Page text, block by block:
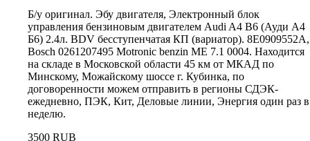
Б/у оригинал. Эбу двигателя, Электронный блок
управления бензиновым двигателем Audi A4 B6 (Ауди А4
Б6) 2.4л. BDV бесступенчатая КП (вариатор). 8E0909552A,
Bosch 0261207495 Motronic benzin ME 7.1 0004. Находится
на складе в Московской области 45 км от МКАД по
Минскому, Можайскому шоссе г. Кубинка, по
договоренности можем отправить в регионы СДЭК-
ежедневно, ПЭК, Кит, Деловые линии, Энергия один раз в
неделю.
3500 RUB